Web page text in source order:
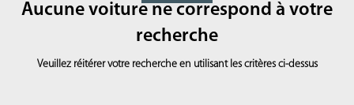
Aucune voiture ne correspond à votre
recherche
Veuillez réitérer votre recherche en utilisant les critères ci-dessus